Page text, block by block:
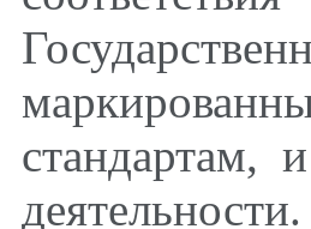
стандартам,
деятельности.